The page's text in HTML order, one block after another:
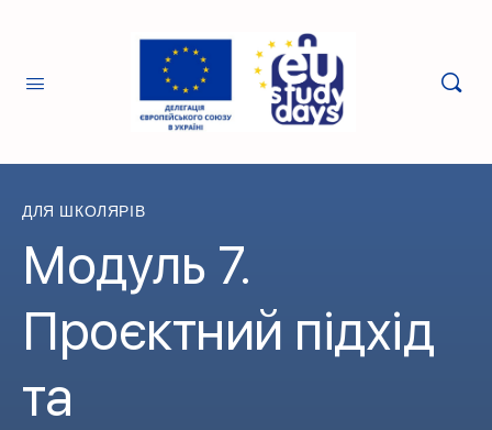
ДЛЯ ШКОЛЯРІВ
Модуль 7.
Проєктний підхід
та